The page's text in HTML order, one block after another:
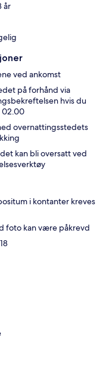
år
ved ankomst
på forhånd via
hvis du
02.00
overnattingsstedets
kan bli oversatt ved
i kontanter kreves
foto kan være påkrevd